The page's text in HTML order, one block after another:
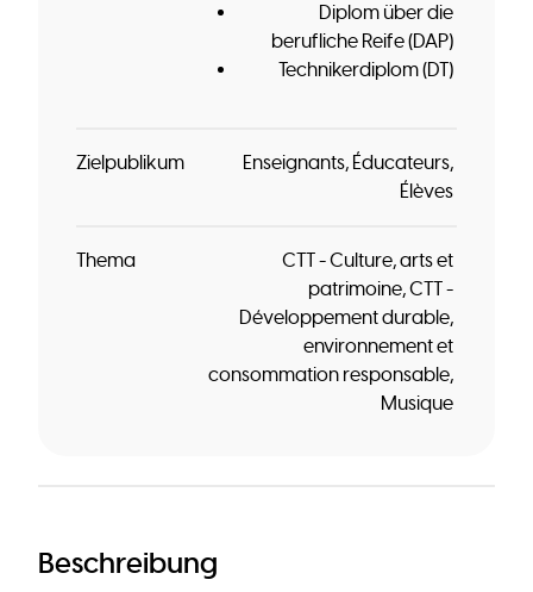
Diplom über die
berufliche Reife (DAP)
Technikerdiplom (DT)
Zielpublikum Enseignants Éducateurs
Élèves
Thema
CTT - Culture, arts et
patrimoine CTT -
Développement durable,
environnement et
consommation responsable
Musique
Beschreibung